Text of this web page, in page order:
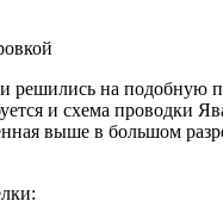
решились на подобную
и схема проводки
выше в большом